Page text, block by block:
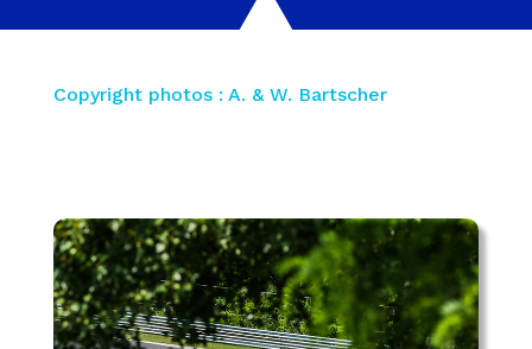
Copyright photos : A. & W. Bartscher